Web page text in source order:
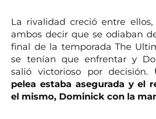
La rivalidad creció entre
ambos decir que se odiaban
final de la temporada The
se tenían que enfrentar y
salió victorioso por decisión.
pelea estaba asegurada y el
el mismo, Dominick con la